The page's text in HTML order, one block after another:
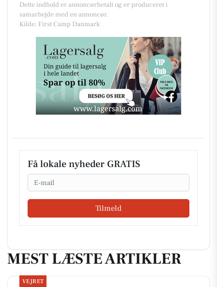
Dette indhold er annoncørbetalt og er produceret i
samarbejde med en annoncør.
Kilde: First Camp Danmark
Få lokale nyheder GRATIS
Email
Tilmeld
MEST LÆSTE ARTIKLER
VEJRET